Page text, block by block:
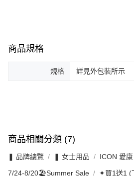
商品規格
規格 詳見外包裝所示
商品相關分類 (7)
❚ 品牌總覽 ❚ 女士用品 ICON 愛康
7/24-8/20🏖️Summer Sale ✦買1送1 (